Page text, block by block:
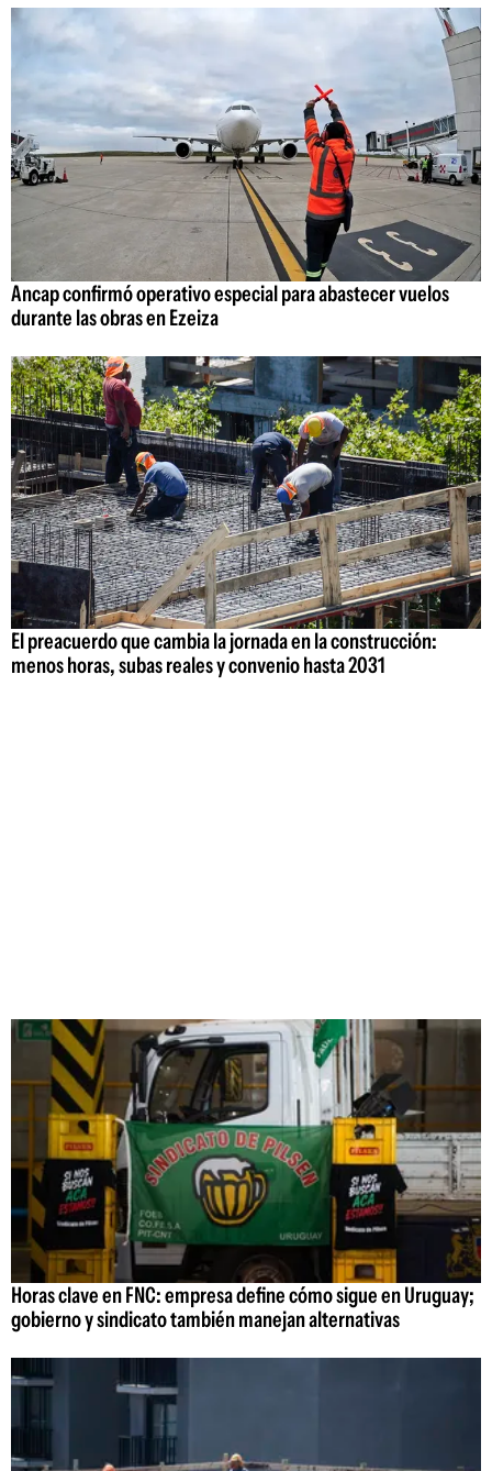
Ancap confirmó operativo especial para abastecer vuelos
durante las obras en Ezeiza
El preacuerdo que cambia la jornada en la construcción:
menos horas, subas reales y convenio hasta 2031
Horas clave en FNC: empresa define cómo sigue en Uruguay;
gobierno y sindicato también manejan alternativas